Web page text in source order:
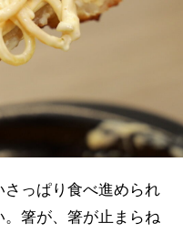
っぱり食べ進められ
箸が、箸が止まらね